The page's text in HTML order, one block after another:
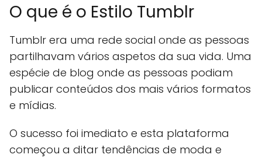
O que é o Estilo Tumblr
Tumblr era uma rede social onde as pessoas
partilhavam vários aspetos da sua vida. Uma
espécie de blog onde as pessoas podiam
publicar conteúdos dos mais vários formatos
e mídias.
O sucesso foi imediato e esta plataforma
começou a ditar tendências de moda e